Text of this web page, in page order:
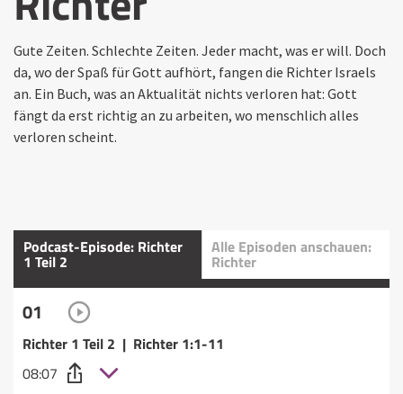
Gute Zeiten. Schlechte Zeiten. Jeder macht, was er will. Doch
da, wo der Spaß für Gott aufhört, fangen die Richter Israels
an. Ein Buch, was an Aktualität nichts verloren hat: Gott
fängt da erst richtig an zu arbeiten, wo menschlich alles
verloren scheint.
Podcast-Episode: Richter
1 Teil 2
Alle Episoden anschauen:
Richter
01
Richter 1 Teil 2 | Richter 1:1-11
08:07